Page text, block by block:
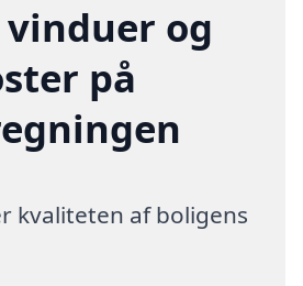
og
på
kvaliteten af boligens